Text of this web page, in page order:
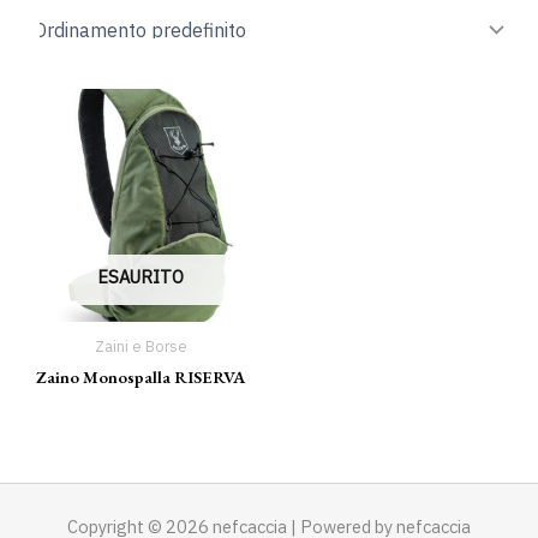
ESAURITO
Zaini e Borse
Zaino Monospalla RISERVA
Copyright © 2026 nefcaccia | Powered by nefcaccia